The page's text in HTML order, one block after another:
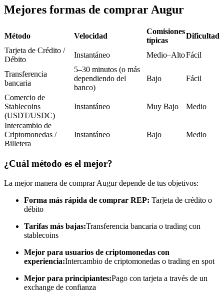
Futuros del USDC
Copiar Trading
Únete a los mejores traders
Disfruta del reparto de beneficios y comisiones de copy trading
Mejores formas de comprar Augur
Método Velocidad
Comisiones
típicas
Dificultad
Tarjeta de Crédito /
Débito
Instantáneo Medio–AltoFácil
Transferencia
bancaria
5–30 minutos (o más
dependiendo del
banco)
Bajo Fácil
Comercio de
Stablecoins
(USDT/USDC)
Instantáneo Muy Bajo Medio
Intercambio de
Criptomonedas /
Billetera
Instantáneo Bajo Medio
¿Cuál método es el mejor?
La mejor manera de comprar Augur depende de tus objetivos:
Forma más rápida de comprar REP: Tarjeta de crédito o
débito
Tarifas más bajas:Transferencia bancaria o trading con
stablecoins
Mejor para usuarios de criptomonedas con
experiencia:Intercambio de criptomonedas o trading en spot
Mejor para principiantes:Pago con tarjeta a través de un
exchange de confianza